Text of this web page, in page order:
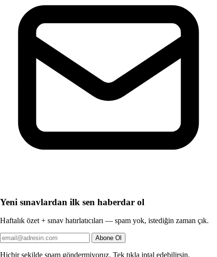
Yeni sınavlardan ilk sen haberdar ol
Haftalık özet + sınav hatırlatıcıları — spam yok, istediğin zaman çık.
Abone Ol
Hiçbir şekilde spam göndermiyoruz. Tek tıkla iptal edebilirsin.